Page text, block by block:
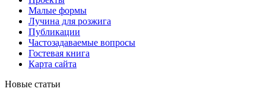
Малые формы
Лучина для розжига
Публикации
Частозадаваемые вопросы
Гостевая книга
Карта сайта
Новые статьи